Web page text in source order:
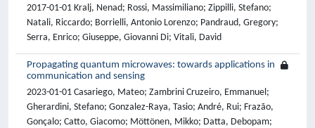
2017-01-01 Kralj, Nenad; Rossi, Massimiliano; Zippilli, Stefano;
Natali, Riccardo; Borrielli, Antonio Lorenzo; Pandraud, Gregory;
Serra, Enrico; Giuseppe, Giovanni Di; Vitali, David
Propagating quantum microwaves: towards applications in
communication and sensing
2023-01-01 Casariego, Mateo; Zambrini Cruzeiro, Emmanuel;
Gherardini, Stefano; Gonzalez-Raya, Tasio; André, Rui; Frazão,
Gonçalo; Catto, Giacomo; Möttönen, Mikko; Datta, Debopam;